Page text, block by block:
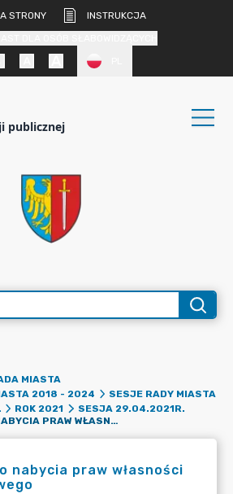
STRONY
INSTRUKCJA
publicznej
MIASTA
2018 - 2024
SESJE RADY MIASTA
ROK 2021
SESJA 29.04.2021R.
PIERWSZEŃSTWO NABYCIA PRAW WŁASNOŚCI LOKALU GARAŻOWEGO
nabycia praw własności